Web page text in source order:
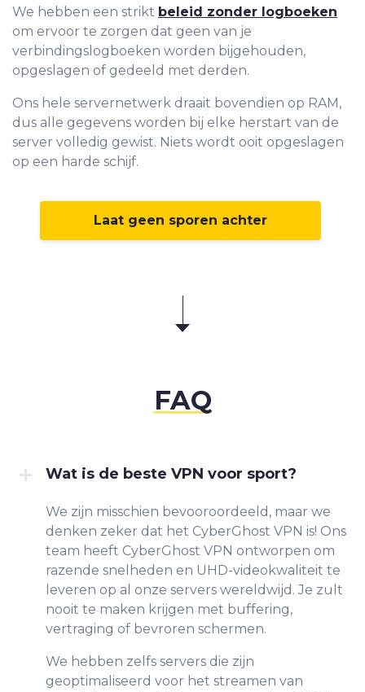
We hebben een strikt beleid zonder logboeken
om ervoor te zorgen dat geen van je
verbindingslogboeken worden bijgehouden,
opgeslagen of gedeeld met derden.
Ons hele servernetwerk draait bovendien op RAM,
dus alle gegevens worden bij elke herstart van de
server volledig gewist. Niets wordt ooit opgeslagen
op een harde schijf.
Laat geen sporen achter
FAQ
Wat is de beste VPN voor sport?
We zijn misschien bevooroordeeld, maar we
denken zeker dat het CyberGhost VPN is! Ons
team heeft CyberGhost VPN ontworpen om
razende snelheden en UHD-videokwaliteit te
leveren op al onze servers wereldwijd. Je zult
nooit te maken krijgen met buffering,
vertraging of bevroren schermen.
We hebben zelfs servers die zijn
geoptimaliseerd voor het streamen van